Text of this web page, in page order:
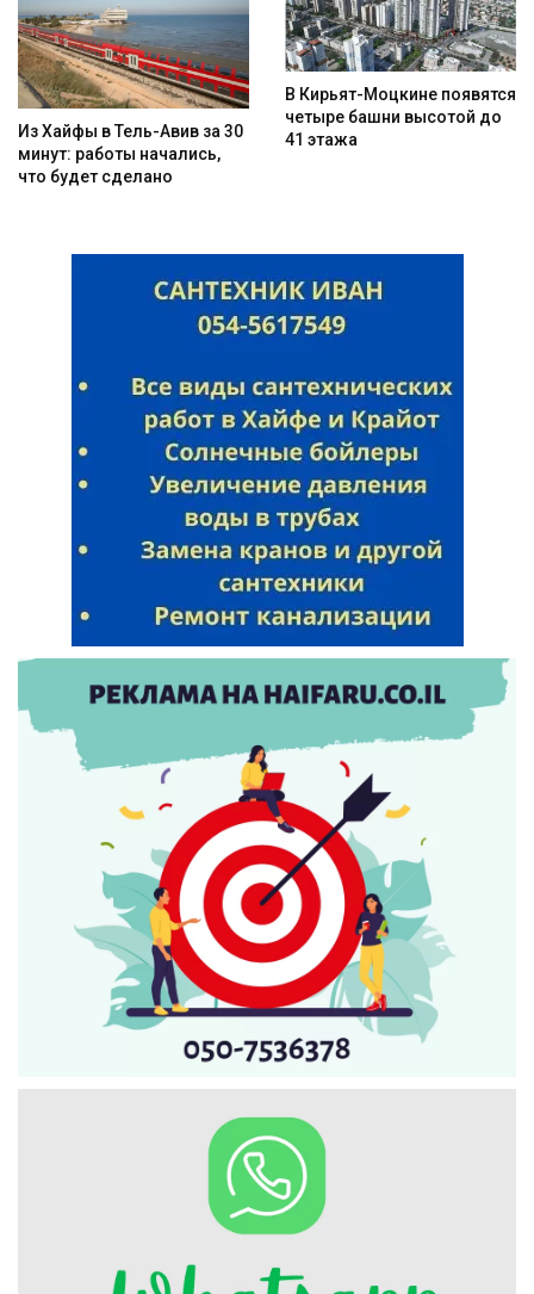
Из Хайфы в Тель-Авив за 30
минут: работы начались,
что будет сделано
В Кирьят-Моцкине появятся
четыре башни высотой до
41 этажа